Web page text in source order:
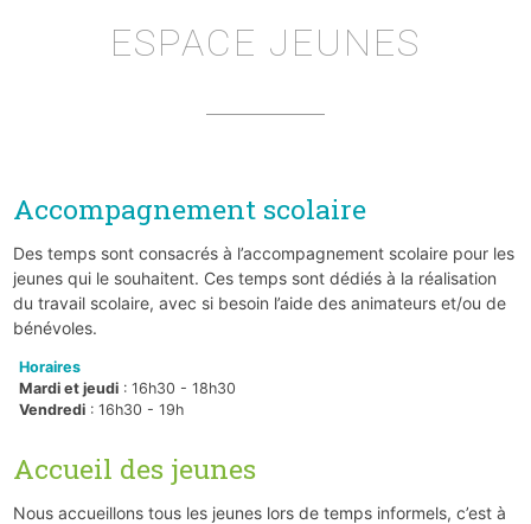
ESPACE JEUNES
Accompagnement scolaire
Des temps sont consacrés à l’accompagnement scolaire pour les
jeunes qui le souhaitent. Ces temps sont dédiés à la réalisation
du travail scolaire, avec si besoin l’aide des animateurs et/ou de
bénévoles.
Horaires
Mardi et jeudi: 16h30 - 18h30
Vendredi: 16h30 - 19h
Accueil des jeunes
Nous accueillons tous les jeunes lors de temps informels, c’est à